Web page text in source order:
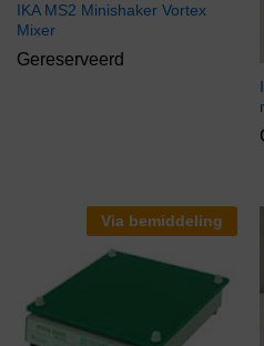
IKA MS2 Minishaker Vortex
Mixer
Gereserveerd
Via bemiddeling